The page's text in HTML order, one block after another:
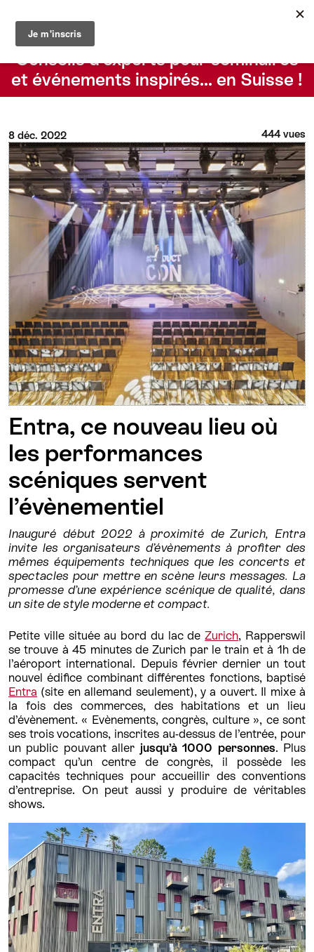
Le blog du Suisse Convention Bureau
Conseils d’experts pour séminaires
et événements inspirés… en Suisse !
8 déc. 2022 444 vues
Entra, ce nouveau lieu où
les performances
scéniques servent
l’évènementiel
Inauguré début 2022 à proximité de Zurich, Entra
invite les organisateurs d’évènements à profiter des
mêmes équipements techniques que les concerts et
spectacles pour mettre en scène leurs messages. La
promesse d’une expérience scénique de qualité, dans
un site de style moderne et compact.
Petite ville située au bord du lac deZurich, Rapperswil
se trouve à 45 minutes de Zurich par le train et à 1h de
l’aéroport international. Depuis février dernier un tout
nouvel édifice combinant différentes fonctions, baptisé
Entra (site en allemand seulement), y a ouvert. Il mixe à
la fois des commerces, des habitations et un lieu
d’évènement. « Evènements, congrès, culture », ce sont
ses trois vocations, inscrites au-dessus de l’entrée, pour
un public pouvant aller jusqu’à 1000 personnes. Plus
compact qu’un centre de congrès, il possède les
capacités techniques pour accueillir des conventions
d’entreprise. On peut aussi y produire de véritables
shows.